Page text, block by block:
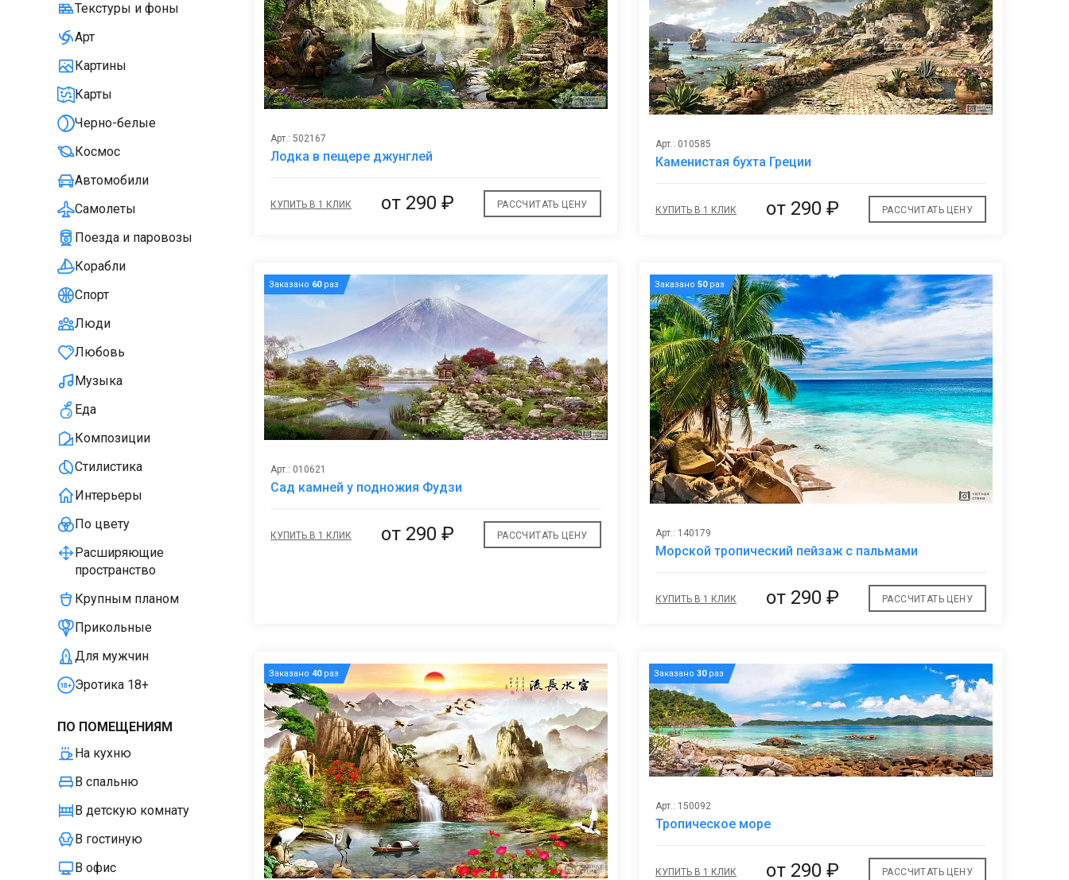
Текстуры и фоны
Арт
Картины
Карты
Черно-белые
Космос
Автомобили
Самолеты
Поезда и паровозы
Корабли
Спорт
Люди
Любовь
Музыка
Еда
Композиции
Стилистика
Интерьеры
По цвету
Расширяющие
пространство
Крупным планом
Прикольные
Для мужчин
Эротика 18+
ПО ПОМЕЩЕНИЯМ
На кухню
В спальню
В детскую комнату
В гостиную
В офис
Арт.: 502167
Лодка в пещере джунглей
избранное
КУПИТЬ В 1 КЛИК от290 ₽ РАССЧИТАТЬ ЦЕНУ
Арт.: 010585
Каменистая бухта Греции
КУПИТЬ В 1 КЛИК от 290 ₽ РАССЧИТАТЬ ЦЕНУ
Заказано 60раз
Арт.: 010621
Сад камней у подножия Фудзи
избранное
КУПИТЬ В 1 КЛИК от290 ₽ РАССЧИТАТЬ ЦЕНУ
Заказано 50раз
Арт.: 140179
Морской тропический пейзаж с пальмами
КУПИТЬ В 1 КЛИК от 290 ₽ РАССЧИТАТЬ ЦЕНУ
Заказано 40раз Заказано30раз
Арт.: 150092
Тропическое море
КУПИТЬ В 1 КЛИК от 290 ₽ РАССЧИТАТЬ ЦЕНУ